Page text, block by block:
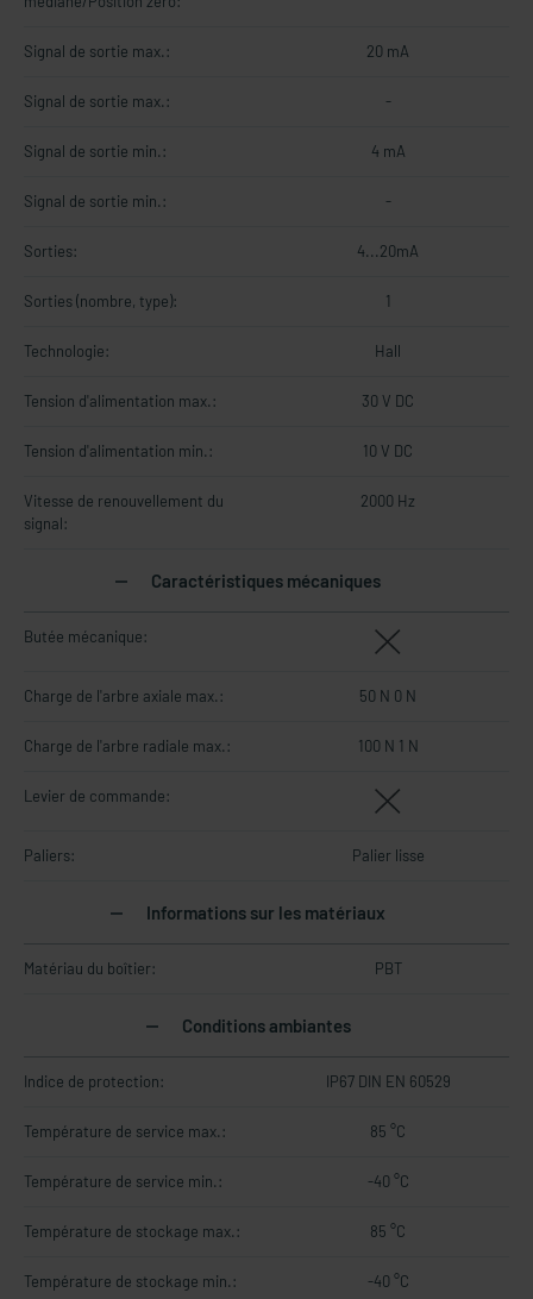
Signal de sortie max.: 20 mA
Signal de sortie max.: -
Signal de sortie min.: 4 mA
Signal de sortie min.: -
Sorties: 4...20mA
Sorties (nombre, type): 1
Technologie: Hall
Tension d'alimentation max.: 30 V DC
Tension d'alimentation min.: 10 V DC
Vitesse de renouvellement du
signal:
2000 Hz
Caractéristiques mécaniques
Butée mécanique:
Charge de l'arbre axiale max.: 50 N 0 N
Charge de l'arbre radiale max.: 100 N 1 N
Levier de commande:
Paliers: Palier lisse
Informations sur les matériaux
Matériau du boîtier: PBT
Conditions ambiantes
Indice de protection: IP67 DIN EN 60529
Température de service max.: 85 °C
Température de service min.: -40 °C
Température de stockage max.: 85 °C
Température de stockage min.: -40 °C